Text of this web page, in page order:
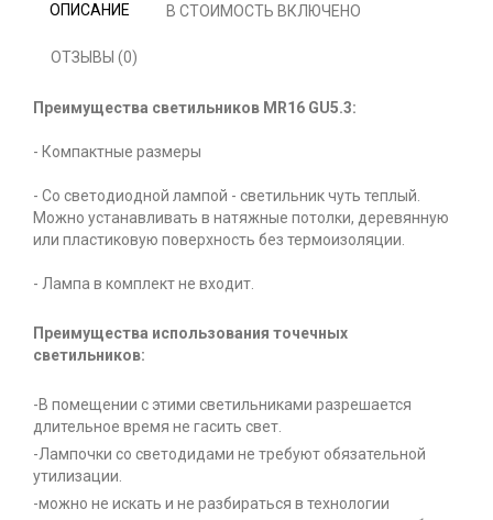
ОПИСАНИЕ В СТОИМОСТЬ ВКЛЮЧЕНО
ОТЗЫВЫ (0)
Преимущества светильников MR16 GU5.3:
- Компактные размеры
- Со светодиодной лампой - светильник чуть теплый.
Можно устанавливать в натяжные потолки, деревянную
или пластиковую поверхность без термоизоляции.
- Лампа в комплект не входит.
Преимущества использования точечных
светильников:
-В помещении с этими светильниками разрешается
длительное время не гасить свет.
-Лампочки со светодидами не требуют обязательной
утилизации.
-можно не искать и не разбираться в технологии